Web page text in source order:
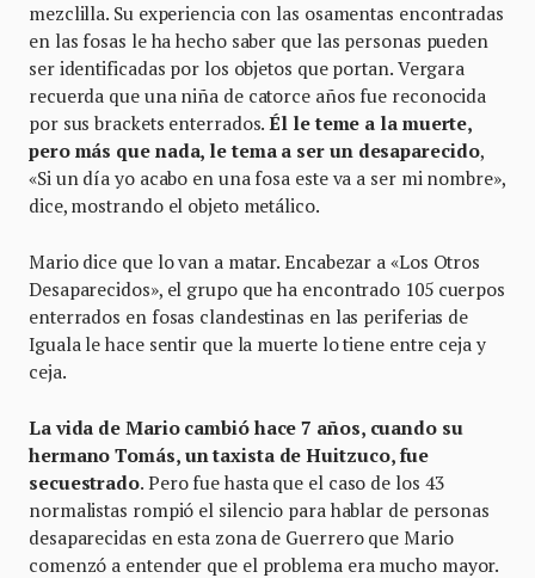
mezclilla. Su experiencia con las osamentas encontradas
en las fosas le ha hecho saber que las personas pueden
ser identificadas por los objetos que portan. Vergara
recuerda que una niña de catorce años fue reconocida
por sus brackets enterrados.Él le teme a la muerte,
pero más que nada, le tema a ser un desaparecido,
«Si un día yo acabo en una fosa este va a ser mi nombre»,
dice, mostrando el objeto metálico.
Mario dice que lo van a matar. Encabezar a «Los Otros
Desaparecidos», el grupo que ha encontrado 105 cuerpos
enterrados en fosas clandestinas en las periferias de
Iguala le hace sentir que la muerte lo tiene entre ceja y
ceja.
La vida de Mario cambió hace 7 años, cuando su
hermano Tomás, un taxista de Huitzuco, fue
secuestrado. Pero fue hasta que el caso de los 43
normalistas rompió el silencio para hablar de personas
desaparecidas en esta zona de Guerrero que Mario
comenzó a entender que el problema era mucho mayor.